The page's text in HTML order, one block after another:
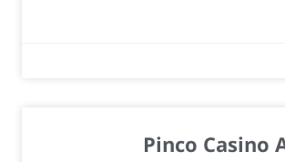
Pinco Casino